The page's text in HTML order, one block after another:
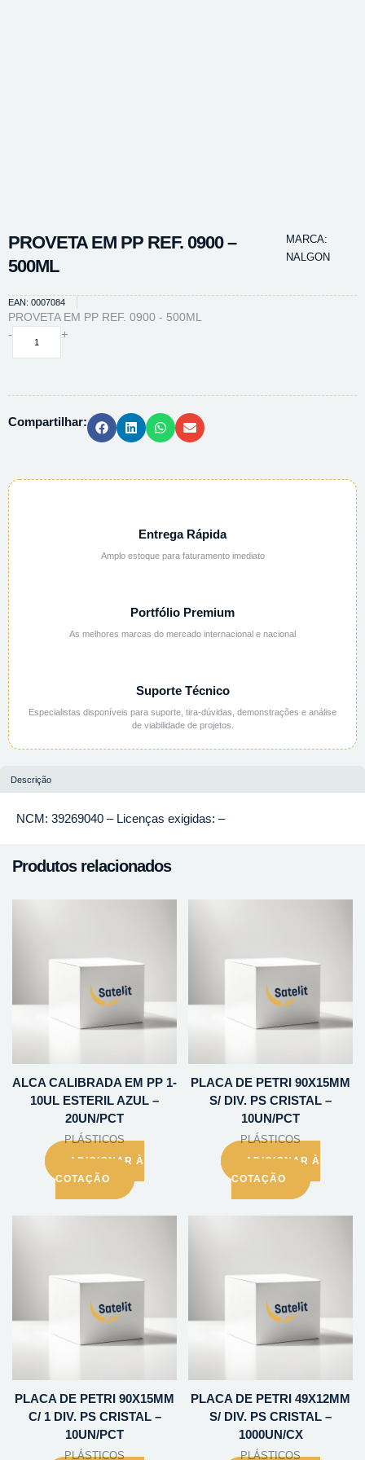
PROVETA EM PP REF. 0900 –
500ML
MARCA:
NALGON
EAN: 0007084
PROVETA EM PP REF. 0900 - 500ML
-
PROVETA
-
+
Compartilhar:
Entrega Rápida
Amplo estoque para faturamento imediato
Portfólio Premium
As melhores marcas do mercado internacional e nacional
Suporte Técnico
Especialistas disponíveis para suporte, tira-dúvidas, demonstrações e análise
de viabilidade de projetos.
Descrição
NCM: 39269040 – Licenças exigidas: –
Produtos relacionados
ALCA CALIBRADA EM PP 1-
10UL ESTERIL AZUL –
20UN/PCT
PLÁSTICOS
ADICIONAR À
COTAÇÃO
PLACA DE PETRI 90X15MM
S/ DIV. PS CRISTAL –
10UN/PCT
PLÁSTICOS
ADICIONAR À
COTAÇÃO
PLACA DE PETRI 90X15MM
C/ 1 DIV. PS CRISTAL –
10UN/PCT
PLÁSTICOS
PLACA DE PETRI 49X12MM
S/ DIV. PS CRISTAL –
1000UN/CX
PLÁSTICOS